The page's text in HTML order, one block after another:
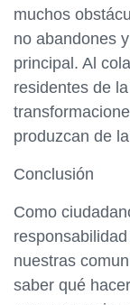
muchos
no abandones
principal. Al
residentes de
produzcan de
Conclusión
Como
nuestras
saber qué